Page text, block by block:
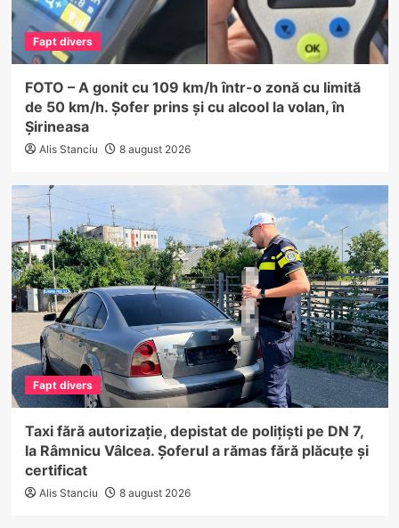
Fapt divers
FOTO – A gonit cu 109 km/h într-o zonă cu limită
de 50 km/h. Șofer prins și cu alcool la volan, în
Șirineasa
Alis Stanciu 8 august 2026
Fapt divers
Taxi fără autorizație, depistat de polițiști pe DN 7,
la Râmnicu Vâlcea. Șoferul a rămas fără plăcuțe și
certificat
Alis Stanciu 8 august 2026